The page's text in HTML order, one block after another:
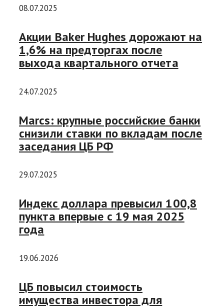
08.07.2025
Акции Baker Hughes дорожают на
1,6% на предторгах после
выхода квартального отчета
24.07.2025
Marcs: крупные российские банки
снизили ставки по вкладам после
заседания ЦБ РФ
29.07.2025
Индекс доллара превысил 100,8
пункта впервые с 19 мая 2025
года
19.06.2026
ЦБ повысил стоимость
имущества инвестора для